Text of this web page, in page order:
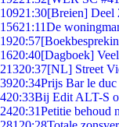
10921:30[Breien] Deel
15621:11De
1920:57
1620:40[Dagboek]
21320:37[NL] Street
3920:34Prijs Bar le
420:33Bij Edit ALT-S
2420:31Petitie behoud